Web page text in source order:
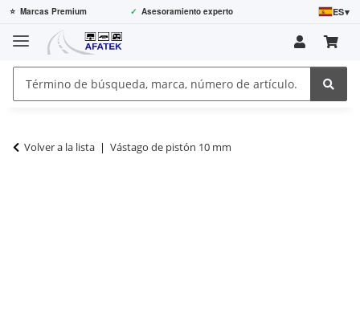
⭐ Marcas Premium ✓ Asesoramiento experto ES▾
Volver a la lista Vástago de pistón 10 mm